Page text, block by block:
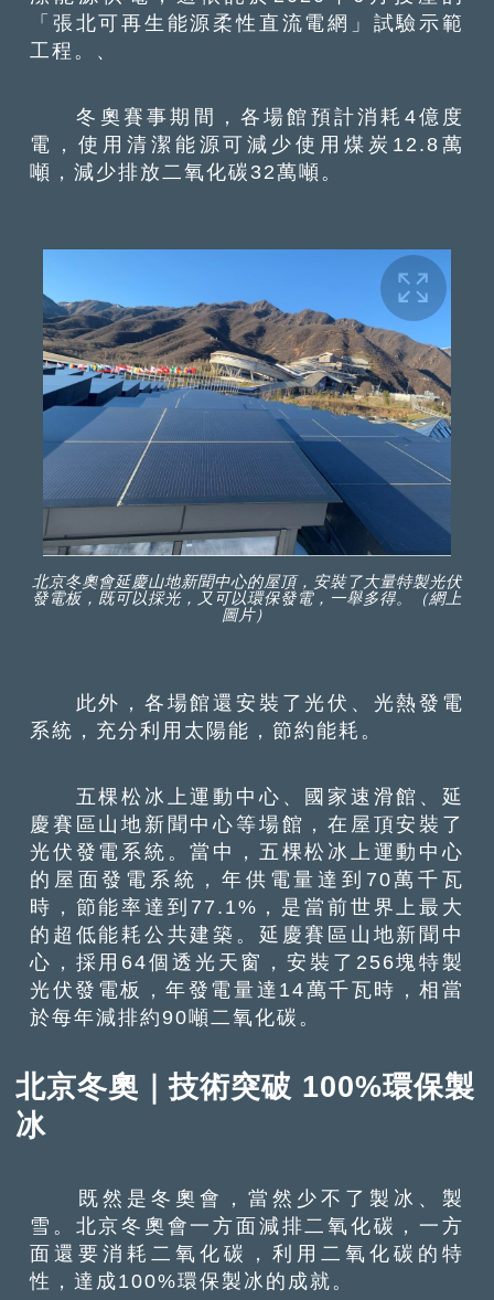
「張北可再生能源柔性直流電網」試驗示範
工程。、
冬奧賽事期間，各場館預計消耗4億度
電，使用清潔能源可減少使用煤炭12.8萬
噸，減少排放二氧化碳32萬噸。
北京冬奧會延慶山地新聞中心的屋頂，安裝了大量特製光伏
發電板，既可以採光，又可以環保發電，一舉多得。（網上
圖片）
此外，各場館還安裝了光伏、光熱發電
系統，充分利用太陽能，節約能耗。
五棵松冰上運動中心、國家速滑館、延
慶賽區山地新聞中心等場館，在屋頂安裝了
光伏發電系統。當中，五棵松冰上運動中心
的屋面發電系統，年供電量達到70萬千瓦
時，節能率達到77.1%，是當前世界上最大
的超低能耗公共建築。延慶賽區山地新聞中
心，採用64個透光天窗，安裝了256塊特製
光伏發電板，年發電量達14萬千瓦時，相當
於每年減排約90噸二氧化碳。
北京冬奧｜技術突破 100%環保製
冰
既然是冬奧會，當然少不了製冰、製
雪。北京冬奧會一方面減排二氧化碳，一方
面還要消耗二氧化碳，利用二氧化碳的特
性，達成100%環保製冰的成就。